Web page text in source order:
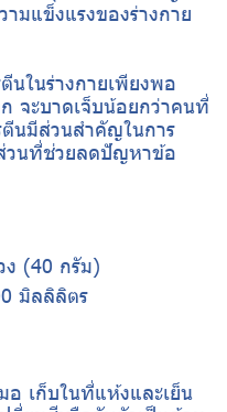
มแข็งแรงของร่างกาย
นในร่างกายเพียงพอ
จะบาดเจ็บน้อยกว่าคนที่
ตีนมีส่วนสำคัญในการ
วนที่ช่วยลดปัญหาข้อ
ง (40 กรัม)
มิลลิลิตร
อ เก็บในที่แห้งและเย็น